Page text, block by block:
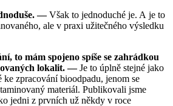
—Však to jednoduché je. A je to
ale v praxi užitečného výsledku
to mám spojeno spíše se zahrádkou
lokalit. —Je to úplně stejné jako
zpracování bioodpadu, jenom se
materiál. Publikovali jsme
jedni z prvních už někdy v roce